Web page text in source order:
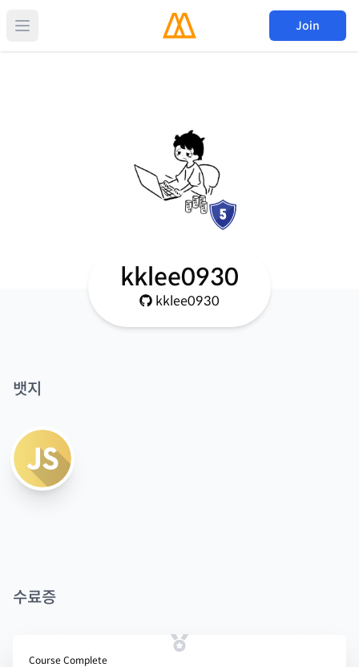
Join
kklee0930
kklee0930
뱃지
수료증
Course Complete